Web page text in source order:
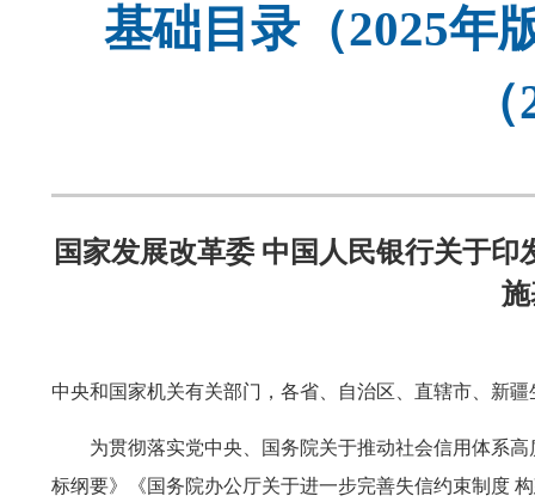
基础目录（2025年
国家发展改革委 中国人民银行关于印
中央和国家机关有关部门，各省、自治区、直辖市、新
为贯彻落实党中央、国务院关于推动社会信用体系
标纲要》《国务院办公厅关于进一步完善失信约束制度